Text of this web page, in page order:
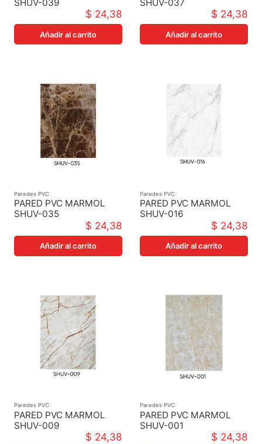
SHUV-039
1220X2440X3MM$ 24,38
Añadir al carrito
SHUV-037
1220X2440X3MM$ 24,38
Añadir al carrito
Paredes PVC
PARED PVC MARMOL
SHUV-035
1220X2440X3MM$ 24,38
Añadir al carrito
Paredes PVC
PARED PVC MARMOL
SHUV-016
1220X2440X3MM$ 24,38
Añadir al carrito
Paredes PVC
PARED PVC MARMOL
SHUV-009
1220X2440X3MM$ 24,38
Paredes PVC
PARED PVC MARMOL
SHUV-001
1220X2440X3MM$ 24,38